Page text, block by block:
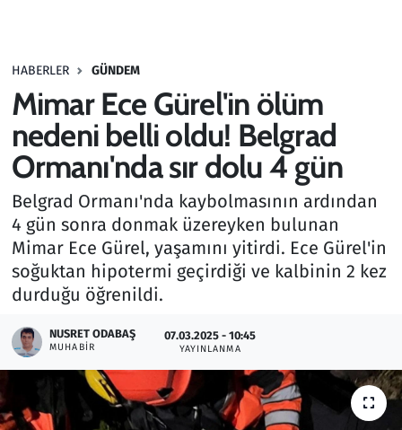
HABERLER GÜNDEM
Mimar Ece Gürel'in ölüm
nedeni belli oldu! Belgrad
Ormanı'nda sır dolu 4 gün
Belgrad Ormanı'nda kaybolmasının ardından
4 gün sonra donmak üzereyken bulunan
Mimar Ece Gürel, yaşamını yitirdi. Ece Gürel'in
soğuktan hipotermi geçirdiği ve kalbinin 2 kez
durduğu öğrenildi.
NUSRET ODABAŞ
MUHABIR
07.03.2025 - 10:45
YAYINLANMA
Haber
Kültür Sanat
Kurumsal Haberler
Lezzet Durağı
Memur ve Kamu
Otomobil
Oyun
Ramazan